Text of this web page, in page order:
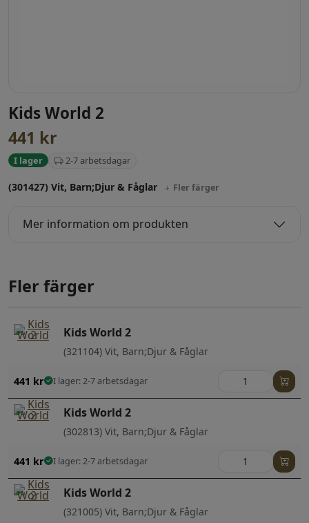
Kids World 2
441 kr
I lager 2-7 arbetsdagar
(301427) Vit, Barn;Djur & Fåglar Fler färger
Mer information om produkten
Fler färger
Kids World 2
(321104) Vit, Barn;Djur & Fåglar
441 kr I lager: 2-7 arbetsdagar
Kids World 2
(302813) Vit, Barn;Djur & Fåglar
441 kr I lager: 2-7 arbetsdagar
Kids World 2
(321005) Vit, Barn;Djur & Fåglar